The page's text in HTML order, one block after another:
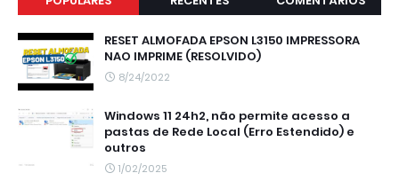
RESET ALMOFADA EPSON L3150 IMPRESSORA
NAO IMPRIME (RESOLVIDO)
8/24/2022
Windows 11 24h2, não permite acesso a
pastas de Rede Local (Erro Estendido) e
outros
1/02/2025